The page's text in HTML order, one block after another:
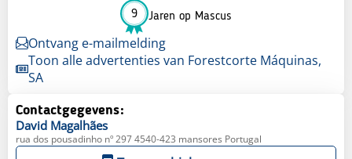
9 Jaren op Mascus
Ontvang e-mailmelding
Toon alle advertenties van Forestcorte Máquinas,
SA
Contactgegevens:
David Magalhães
rua dos pousadinho nº 297 4540-423 mansores Portugal